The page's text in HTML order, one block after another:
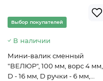
Выбор покупателей
В наличии
Мини-валик сменный
"ВЕЛЮР", 100 мм, ворс 4 мм,
D - 16 мм, D ручки - 6 мм,